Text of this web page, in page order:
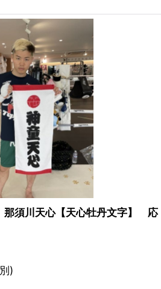
須川天心【天心牡丹文字】 応
)